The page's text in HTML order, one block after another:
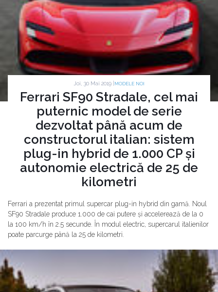
Joi, 30 Mai 2019 | MODELE NOI
Ferrari SF90 Stradale, cel mai
puternic model de serie
dezvoltat până acum de
constructorul italian: sistem
plug-in hybrid de 1.000 CP și
autonomie electrică de 25 de
kilometri
Ferrari a prezentat primul supercar plug-in hybrid din gamă. Noul
SF90 Stradale produce 1.000 de cai putere și accelerează de la 0
la 100 km/h în 2.5 secunde. În modul electric, supercarul italienilor
poate parcurge până la 25 de kilometri.